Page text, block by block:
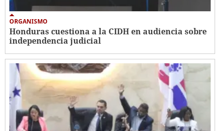
ORGANISMO
Honduras cuestiona a la CIDH en audiencia sobre
independencia judicial